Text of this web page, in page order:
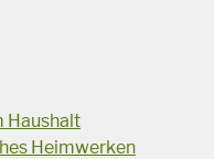
Haushalt
Heimwerken